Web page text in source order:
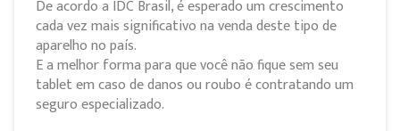
De acordo a IDC Brasil, é esperado um crescimento
cada vez mais significativo na venda deste tipo de
aparelho no país.
E a melhor forma para que você não fique sem seu
tablet em caso de danos ou roubo é contratando um
seguro especializado.